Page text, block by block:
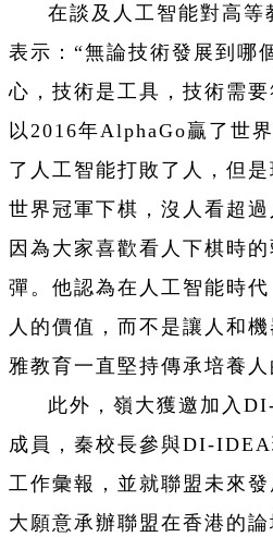
在談及人工智能對高等
表示：“無論技術發展到哪
心，技術是工具， 技術需
以2016年AlphaGo贏了世
了人工智能打敗了人， 但
世界冠軍下棋， 沒人看超過
因為大家喜歡看人下棋時的
彈。他認為在人工智能時代
人的價值，而不是讓人和機
雅教育一直堅持傳承培養人
此外，嶺大獲邀加入
成員，秦校長參與DI-IDEA
工作彙報， 並就聯盟未來發
大願意承辦聯盟在香港的論